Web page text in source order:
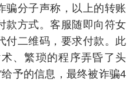
骗分子声称，以上的转账
款方式。客服随即向符女
付二维码，要求付款。此
、繁琐的程序弄昏了头
予的信息，最终被诈骗4